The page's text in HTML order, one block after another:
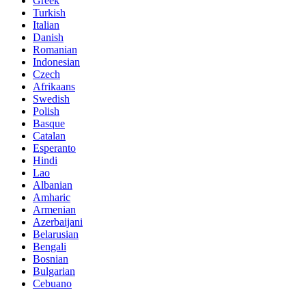
Turkish
Italian
Danish
Romanian
Indonesian
Czech
Afrikaans
Swedish
Polish
Basque
Catalan
Esperanto
Hindi
Lao
Albanian
Amharic
Armenian
Azerbaijani
Belarusian
Bengali
Bosnian
Bulgarian
Cebuano